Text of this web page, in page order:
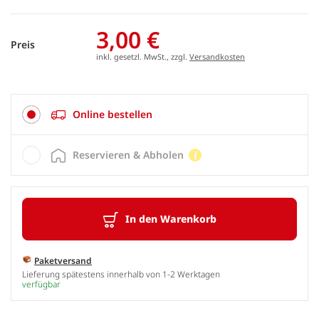
Preis 3,00 €
inkl. gesetzl. MwSt., zzgl. Versandkosten
Online bestellen
In den Warenkorb
Paketversand
Lieferung spätestens innerhalb von 1-2 Werktagen
verfügbar
Reservieren & Abholen